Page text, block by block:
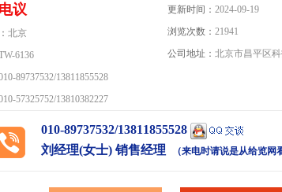
电议
北京
6136
89737532/13811855528
57325752/13810382227
更新时间： 2024-09-19
浏览次数： 21941
公司地址： 北京市昌平区
010-89737532/13811855528
刘经理(女士) 销售经理
（来电时请说是从给览网